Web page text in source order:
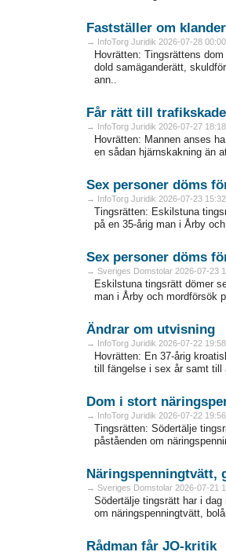
Fastställer om
→ InfoTorg Juridik 2026-07-28 00:00
Hovrätten: Tingsrättens
dold samäganderätt,
ann..
Får rätt till
→ InfoTorg Juridik 2026-07-27 18:18
Hovrätten: Mannen anses
en sådan hjärnskakning än
Sex personer döms
→ InfoTorg Juridik 2026-07-23 15:32
Tingsrätten: Eskilstuna
på en 35-årig man i Årby
Sex personer döms
→ Sveriges Domstolar 2026-07-23
Eskilstuna tingsrätt dömer
man i Årby och mordförsök
Ändrar om utvisning
→ InfoTorg Juridik 2026-07-22 19:58
Hovrätten: En 37-årig
till fängelse i sex år samt till
Dom i stort
→ InfoTorg Juridik 2026-07-22 19:56
Tingsrätten: Södertälje
påståenden om
Näringspenningtvätt,
→ Sveriges Domstolar 2026-07-21
Södertälje tingsrätt har i
om näringspenningtvätt,
Rådman får JO-kritik